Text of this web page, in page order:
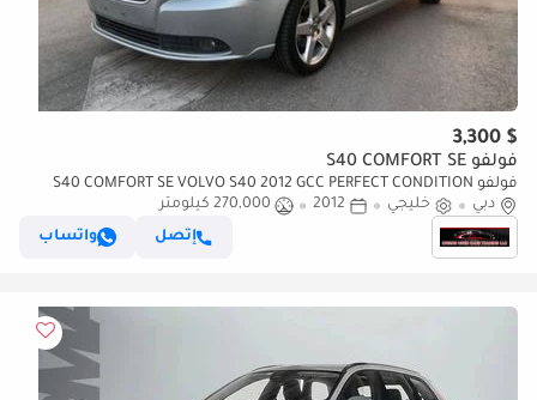
$ 3,300
فولفو S40 COMFORT SE
فولفو S40 COMFORT SE VOLVO S40 2012 GCC PERFECT CONDITION
دبي
خليجي 2012
270,000 كيلومتر
إتصل
واتساب